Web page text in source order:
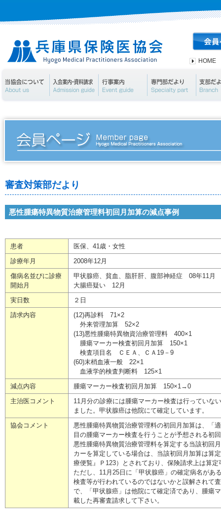
HOME
審査対策部だより
悪性腫瘍特異物質治療管理料初回月加算の減点事例
患者
医保、41歳・女性
診療年月
2008年12月
傷病名並びに診療
開始月
甲状腺癌、貧血、脂肝肝、腹部神経症 08年11月
大腸癌疑い 12月
実日数
２日
請求内容
(12)再診料 71×2
外来管理加算 52×2
(13)悪性腫瘍特異物資治療管理料 400×1
腫瘍マーカー検査初回月加算 150×1
検査項目名 ＣＥＡ、ＣＡ19－9
(60)末梢血液一般 22×1
血液学的検査判断料 125×1
減点内容
腫瘍マーカー検査初回月加算 150×1→0
主治医コメント
11月分の診療には腫瘍マーカー検査は行っていな
ました。甲状腺癌は他院にて確定しています。
協会コメント
悪性腫瘍特異物質治療管理料の初回月加算は、「
目の腫瘍マーカー検査を行うことが予想される初
悪性腫瘍特異物質治療管理料を算定する当該初回
カーを算定している場合は、当該初回月加算は算
療便覧』Ｐ123）とされており、保険請求上は算
ただし、11月25日に「甲状腺癌」の確定病名があ
検査等が行われているのではないかと誤解されて
で、「甲状腺癌」は他院にて確定済であり、腫瘍
載した再審査請求して下さい。